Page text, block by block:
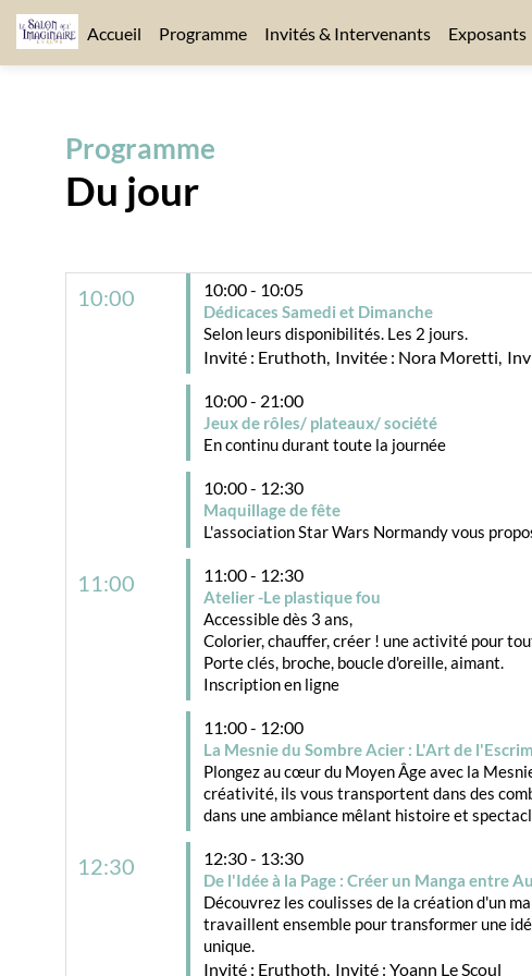
Accueil Programme Invités & Intervenants Exposants
Programme
Du jour
10:00 10:00 - 10:05
Dédicaces Samedi et Dimanche
Selon leurs disponibilités. Les 2 jours.
Invité : Eruthoth Invitée : Nora Moretti
10:00 - 21:00
Jeux de rôles/ plateaux/ société
En continu durant toute la journée
10:00 - 12:30
Maquillage de fête
L'association Star Wars Normandy vous
11:00 11:00 - 12:30
Atelier -Le plastique fou
Accessible dès 3 ans,
Colorier, chauffer, créer ! une activité pour
Porte clés, broche, boucle d'oreille, aimant.
Inscription en ligne
11:00 - 12:00
La Mesnie du Sombre Acier : L'Art de
Plongez au cœur du Moyen Âge avec la
créativité, ils vous transportent dans des
dans une ambiance mêlant histoire et
12:30 12:30 - 13:30
De l'Idée à la Page : Créer un Manga entre
Découvrez les coulisses de la création d'un
travaillent ensemble pour transformer une
unique.
Invité : Eruthoth Invité : Yoann Le Scoul